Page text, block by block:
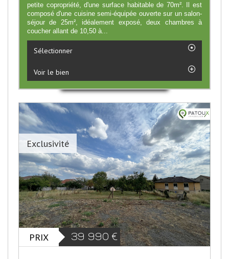
petite copropriété, d'une surface habitable de 70m². Il est
composé d'une cuisine semi-équipée ouverte sur un salon-
séjour de 25m², idéalement exposé, deux chambres à
coucher allant de 10,50 à...
Sélectionner
Voir le bien
Exclusivité
PRIX 39 990 €